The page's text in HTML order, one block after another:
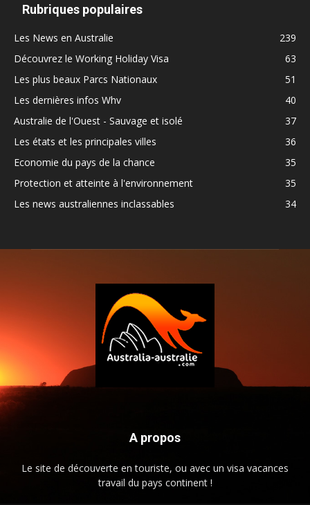
Rubriques populaires
Les News en Australie
239
Découvrez le Working Holiday Visa
63
Les plus beaux Parcs Nationaux
51
Les dernières infos Whv
40
Australie de l'Ouest - Sauvage et isolé
37
Les états et les principales villes
36
Economie du pays de la chance
35
Protection et atteinte à l'environnement
35
Les news australiennes inclassables
34
A propos
Le site de découverte en touriste, ou avec un visa vacances
travail du pays continent !